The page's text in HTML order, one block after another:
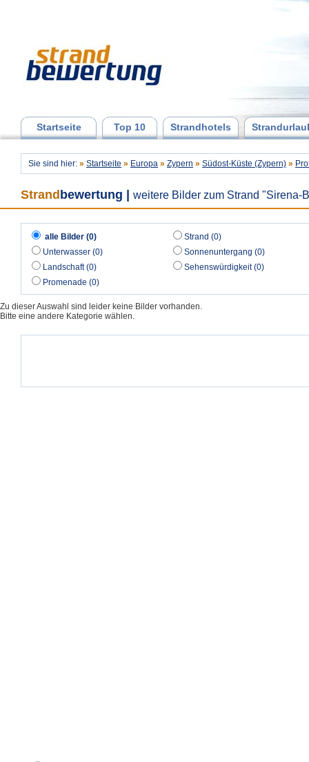
Startseite Top 10 Strandhotels
Sie sind hier: » Startseite » Europa » Zypern » Südost-Küste (Zypern) »
Strand bewertung weitere Bilder zum Strand "Sirena-
alle Bilder (0)
Strand (0)
Unterwasser (0)
Sonnenuntergang (0)
Landschaft (0)
Sehenswürdigkeit (0)
Promenade (0)
Zu dieser Auswahl sind leider keine Bilder vorhanden.
Bitte eine andere Kategorie wählen.